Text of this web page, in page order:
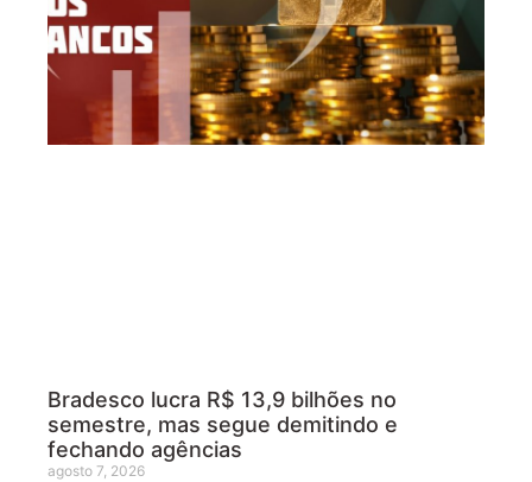
Bradesco lucra R$ 13,9 bilhões no
semestre, mas segue demitindo e
fechando agências
agosto 7, 2026